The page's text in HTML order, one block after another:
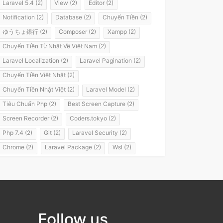
Laravel 5.4 (2)
View (2)
Editor (2)
Notification (2)
Database (2)
Chuyển Tiền (2)
ゆうちょ銀行 (2)
Composer (2)
Xampp (2)
Chuyển Tiền Từ Nhật Về Việt Nam (2)
Laravel Localization (2)
Laravel Pagination (2)
Chuyển Tiền Việt Nhật (2)
Chuyển Tiền Nhật Việt (2)
Laravel Model (2)
Tiêu Chuẩn Php (2)
Best Screen Capture (2)
Screen Recorder (2)
Coders.tokyo (2)
Php 7.4 (2)
Git (2)
Laravel Security (2)
Chrome (2)
Laravel Package (2)
Wsl (2)
Luyện Nói Tiếng Nhật (1)
Shadowing (1)
Follow us